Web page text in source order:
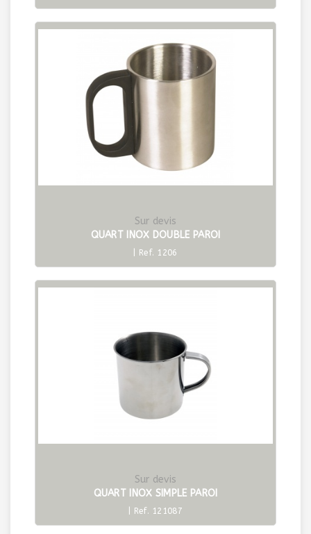
Sur devis
QUART INOX DOUBLE PAROI
| Ref. 1206
Sur devis
QUART INOX SIMPLE PAROI
| Ref. 121087